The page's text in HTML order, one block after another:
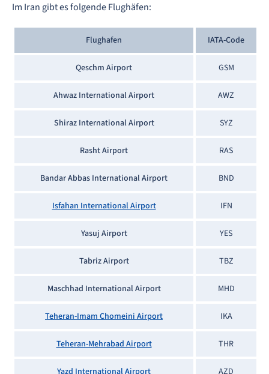
Im Iran gibt es folgende Flughäfen:
Flughafen IATA-Code
Qeschm Airport GSM
Ahwaz International Airport AWZ
Shiraz International Airport SYZ
Rasht Airport RAS
Bandar Abbas International Airport BND
Isfahan International Airport IFN
Yasuj Airport YES
Tabriz Airport TBZ
Maschhad International Airport MHD
Teheran-Imam Chomeini Airport IKA
Teheran-Mehrabad Airport THR